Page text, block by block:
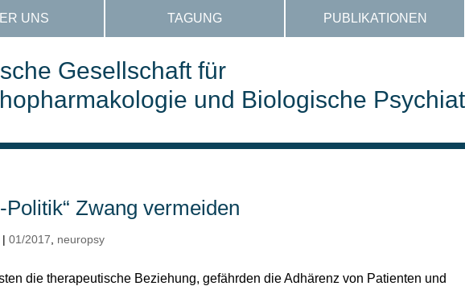
UNS TAGUNG PUBLIKATIONEN
Gesellschaft für
und Biologische
Politik“ Zwang vermeiden
|01/2017 neuropsy
die therapeutische Beziehung, gefährden die Adhärenz von Patienten und